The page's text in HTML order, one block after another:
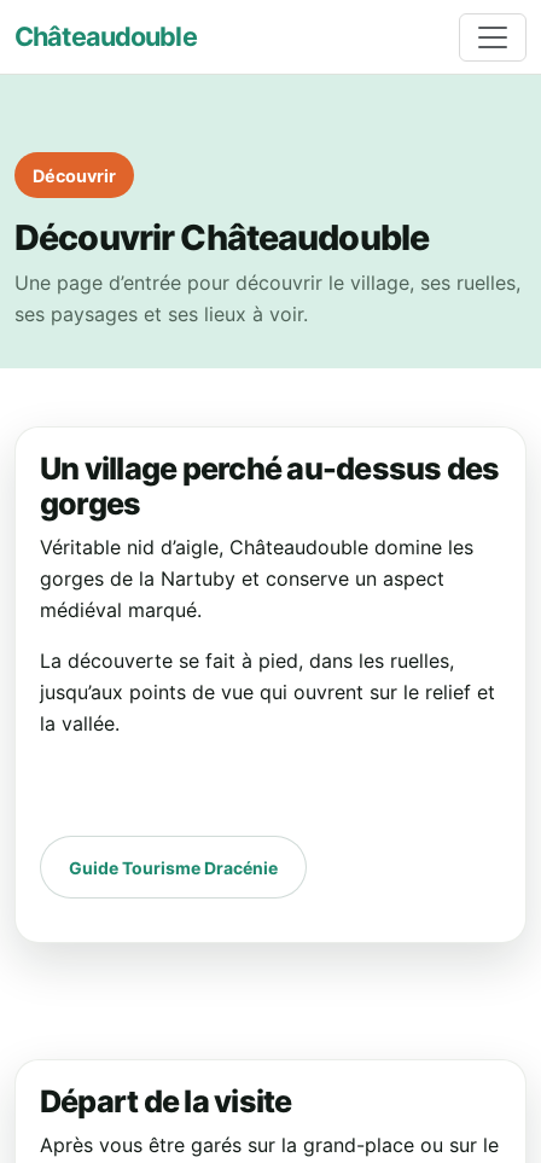
Châteaudouble
Découvrir
Découvrir Châteaudouble
Une page d’entrée pour découvrir le village, ses ruelles,
ses paysages et ses lieux à voir.
Un village perché au-dessus des
gorges
Véritable nid d’aigle, Châteaudouble domine les
gorges de la Nartuby et conserve un aspect
médiéval marqué.
La découverte se fait à pied, dans les ruelles,
jusqu’aux points de vue qui ouvrent sur le relief et
la vallée.
Guide Tourisme Dracénie
Départ de la visite
Après vous être garés sur la grand-place ou sur le